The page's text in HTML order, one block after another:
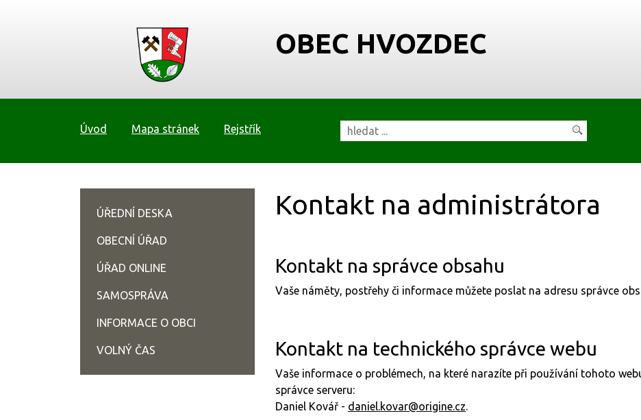
OBEC HVOZDEC
Úvod Mapa stránek Rejstřík
Kontakt na administrátora
Kontakt na správce obsahu
Vaše náměty, postřehy či informace můžete poslat na adresu správce
Kontakt na technického správce webu
Vaše informace o problémech, na které narazíte při používání tohoto
správce serveru:
Daniel Kovář - daniel.kovar@origine.cz.
ÚŘEDNÍ DESKA
OBECNÍ ÚŘAD
ÚŘAD ONLINE
SAMOSPRÁVA
INFORMACE O OBCI
VOLNÝ ČAS